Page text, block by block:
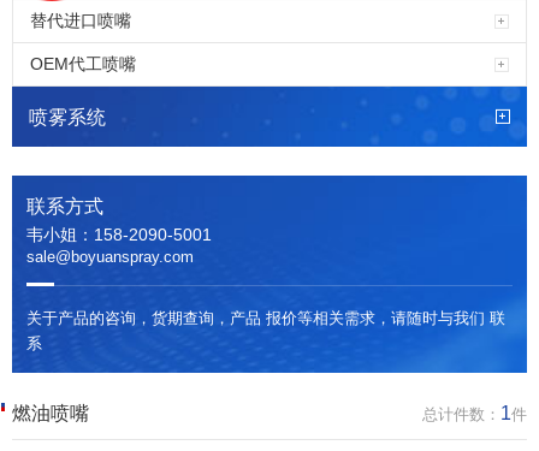
替代进口喷嘴
OEM代工喷嘴
喷雾系统
联系方式
韦小姐：158-2090-5001
sale@boyuanspray.com
关于产品的咨询，货期查询，产品 报价等相关需求，请随时与我们 联
系
燃油喷嘴 总计件数： 1件